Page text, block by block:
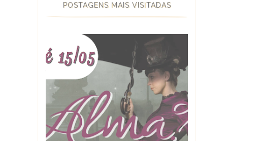
POSTAGENS MAIS VISITADAS